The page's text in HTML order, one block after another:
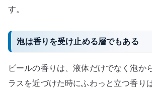
す。
泡は香りを受け止める層でもある
ビールの香りは、液体だけでなく泡か
ラスを近づけた時にふわっと立つ香り